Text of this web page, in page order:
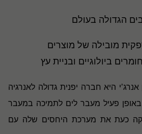
הגדולה בעולם
מובילה של מוצרים
ביולוגיים ובניית עץ
אנרג’י היא חברה יפנית גדולה לאנרגיה
פעיל מעבר לים לתמיכה במעבר
כעת את מערכת היחסים שלה עם